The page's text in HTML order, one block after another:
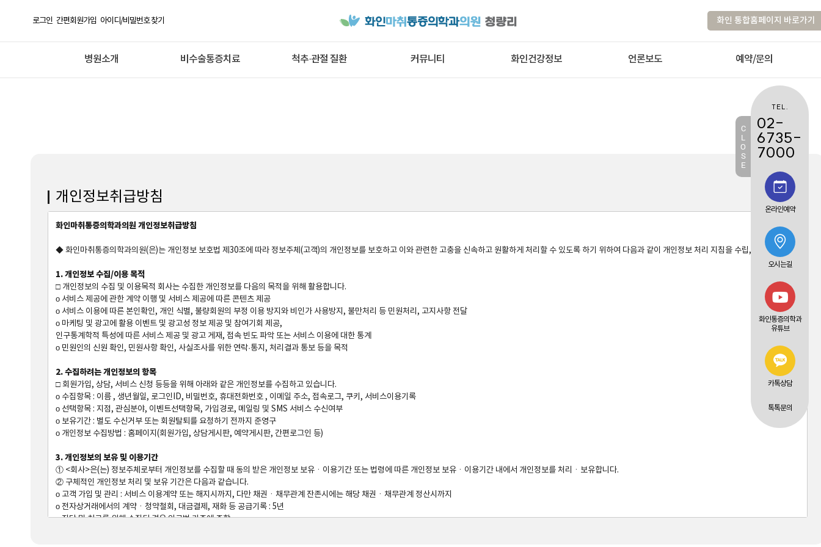
로그인 간편회원가입 아이디/비밀번호 찾기 화인 통합홈페이지 바로가기
병원소개 비수술통증치료 척추·관절 질환 커뮤니티 화인건강정보 언론보도 예약/문의
개인정보취급방침
화인마취통증의학과의원 개인정보취급방침
◆ 화인마취통증의학과의원(은)는 개인정보 보호법 제30조에 따라 정보주체(고객)의 개인정보를 보호하고 이와 관련한 고충을 신속하고 원활하게 처리할 수 있도록 하기 위하여 다음과 같이 개인정보 처리 지침을 수립, 공개합니다.
1. 개인정보 수집/이용 목적
□ 개인정보의 수집 및 이용목적 회사는 수집한 개인정보를 다음의 목적을 위해 활용합니다.
ο 서비스 제공에 관한 계약 이행 및 서비스 제공에 따른 콘텐츠 제공
ο 서비스 이용에 따른 본인확인, 개인 식별, 불량회원의 부정 이용 방지와 비인가 사용방지, 불만처리 등 민원처리, 고지사항 전달
ο 마케팅 및 광고에 활용 이벤트 및 광고성 정보 제공 및 참여기회 제공,
인구통계학적 특성에 따른 서비스 제공 및 광고 게재, 접속 빈도 파악 또는 서비스 이용에 대한 통계
ο 민원인의 신원 확인, 민원사항 확인, 사실조사를 위한 연락·통지, 처리결과 통보 등을 목적
2. 수집하려는 개인정보의 항목
□ 회원가입, 상담, 서비스 신청 등등을 위해 아래와 같은 개인정보를 수집하고 있습니다.
ο 수집항목 : 이름 , 생년월일, 로그인ID, 비밀번호, 휴대전화번호 , 이메일 주소, 접속로그, 쿠키, 서비스이용기록
ο 선택항목 : 지점, 관심분야, 이벤트선택항목, 가입경로, 메일링 및 SMS 서비스 수신여부
ο 보유기간 : 별도 수신거부 또는 회원탈퇴를 요청하기 전까지 준영구
ο 개인정보 수집방법 : 홈페이지(회원가입, 상담게시판, 예약게시판, 간편로그인 등)
3. 개인정보의 보유 및 이용기간
① <회사>은(는) 정보주체로부터 개인정보를 수집할 때 동의 받은 개인정보 보유ㆍ이용기간 또는 법령에 따른 개인정보 보유ㆍ이용기간 내에서 개인정보를 처리ㆍ보유합니다.
② 구체적인 개인정보 처리 및 보유 기간은 다음과 같습니다.
ο 고객 가입 및 관리 : 서비스 이용계약 또는 해지시까지, 다만 채권ㆍ채무관계 잔존시에는 해당 채권ㆍ채무관계 정산시까지
ο 전자상거래에서의 계약ㆍ청약철회, 대금결제, 재화 등 공급기록 : 5년
ο 진단 및 치료를 위해 수집된 경우 의료법 기준에 준함
C
L
O
S
E
TEL.
02-
6735-
7000
온라인예약
오시는길
화인통증의학과
유튜브
카톡상담
톡톡문의